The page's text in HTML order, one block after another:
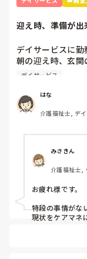
迎え時、準備が出
デイサービスに勤
朝の迎え時、玄関
で出てくる利用
あります。一人
かなか協力をして
デイサービス勤
このような場合
スがあれば、教
デイサービス
はな
介護福祉士, デ
みさきん
介護福祉士,
お疲れ様です。
特段の事情がな
現状をケアマネ